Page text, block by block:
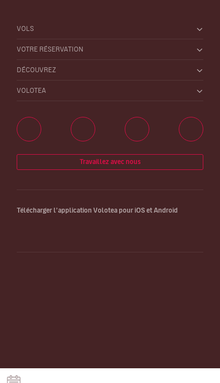
VOLS
VOTRE RÉSERVATION
DÉCOUVREZ
VOLOTEA
Travaillez avec nous
Télécharger l’application Volotea pour iOS et Android